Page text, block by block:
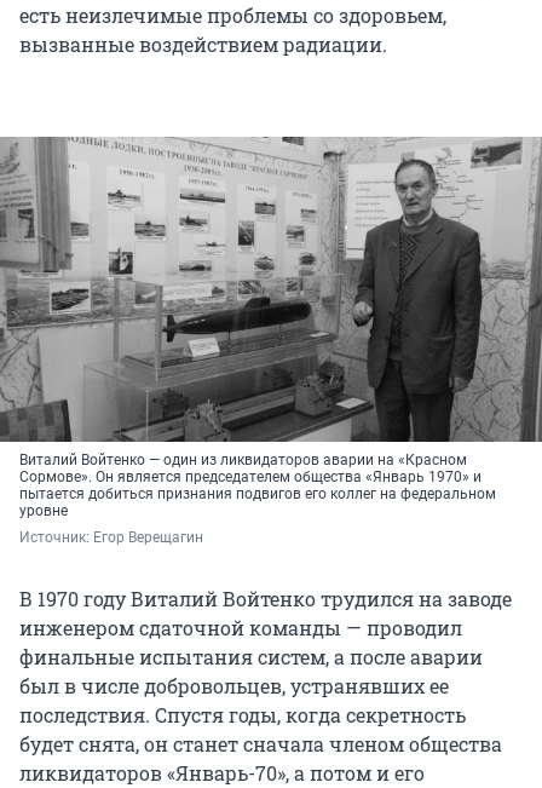
есть неизлечимые проблемы со здоровьем,
вызванные воздействием радиации.
Виталий Войтенко — один из ликвидаторов аварии на «Красном
Сормове». Он является председателем общества «Январь 1970» и
пытается добиться признания подвигов его коллег на федеральном
уровне
Источник: Егор Верещагин
В 1970 году Виталий Войтенко трудился на заводе
инженером сдаточной команды — проводил
финальные испытания систем, а после аварии
был в числе добровольцев, устранявших ее
последствия. Спустя годы, когда секретность
будет снята, он станет сначала членом общества
ликвидаторов «Январь-70», а потом и его